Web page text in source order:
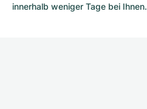
innerhalb weniger Tage bei Ihnen.